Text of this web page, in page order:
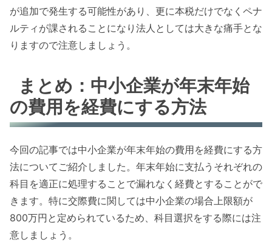
が追加で発生する可能性があり、更に本税だけでなくペナ
ルティが課されることになり法人としては大きな痛手とな
りますので注意しましょう。
まとめ：中小企業が年末年始
の費用を経費にする方法
今回の記事では中小企業が年末年始の費用を経費にする方
法についてご紹介しました。年末年始に支払うそれぞれの
科目を適正に処理することで漏れなく経費とすることがで
きます。特に交際費に関しては中小企業の場合上限額が
800万円と定められているため、科目選択をする際には注
意しましょう。